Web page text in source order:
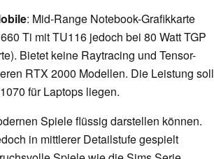
: Mid-Range Notebook-Grafikkarte
Ti mit TU116 jedoch bei 80 Watt TGP
Bietet keine Raytracing und Tensor-
RTX 2000 Modellen. Die Leistung soll
für Laptops liegen.
Spiele flüssig darstellen können.
in mittlerer Detailstufe gespielt